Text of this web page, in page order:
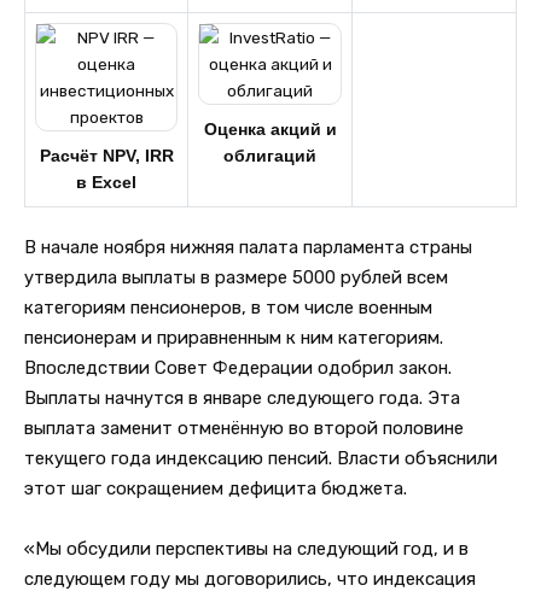
Расчёт NPV, IRR
в Excel
Оценка акций и
облигаций
В начале ноября нижняя палата парламента страны
утвердила выплаты в размере 5000 рублей всем
категориям пенсионеров, в том числе военным
пенсионерам и приравненным к ним категориям.
Впоследствии Совет Федерации одобрил закон.
Выплаты начнутся в январе следующего года. Эта
выплата заменит отменённую во второй половине
текущего года индексацию пенсий. Власти объяснили
этот шаг сокращением дефицита бюджета.
«Мы обсудили перспективы на следующий год, и в
следующем году мы договорились, что индексация